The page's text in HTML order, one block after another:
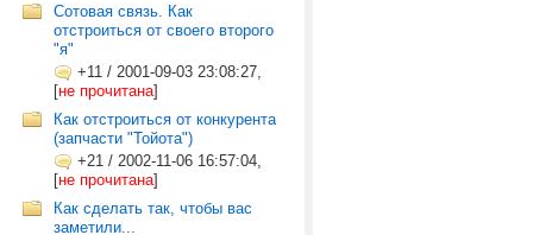
Сотовая связь. Как
отстроиться от своего второго
"я"
+11 / 2001-09-03 23:08:27,
[не прочитана]
Как отстроиться от конкурента
(запчасти "Тойота")
+21 / 2002-11-06 16:57:04,
[не прочитана]
Как сделать так, чтобы вас
заметили...